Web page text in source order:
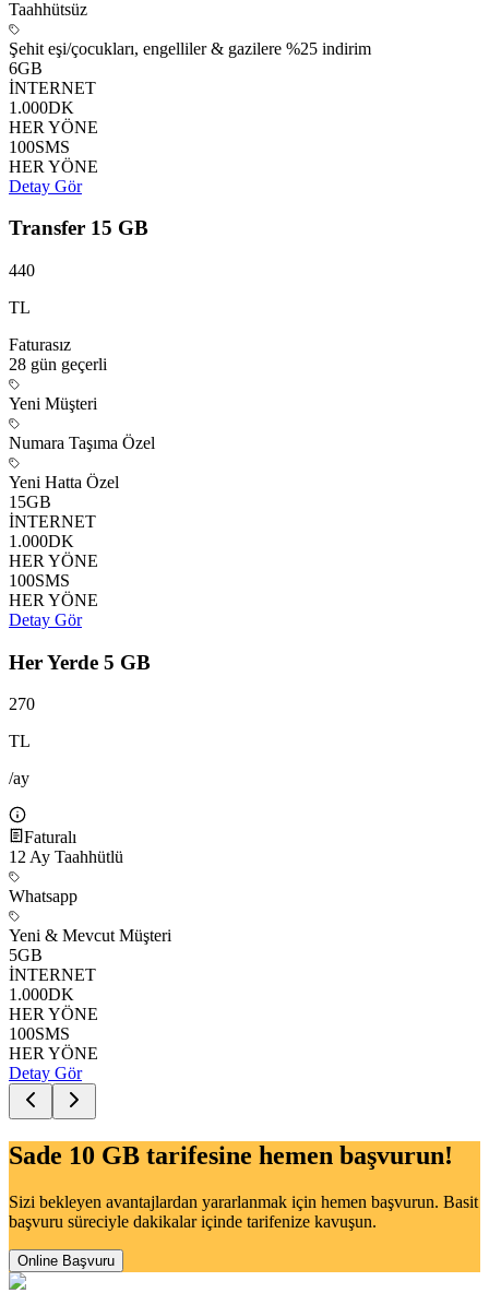
Taahhütsüz
Şehit eşi/çocukları, engelliler & gazilere %25 indirim
6GB
İNTERNET
1.000DK
HER YÖNE
100SMS
HER YÖNE
Detay Gör
Transfer 15 GB
440
TL
Faturasız
28 gün geçerli
Yeni Müşteri
Numara Taşıma Özel
Yeni Hatta Özel
15GB
İNTERNET
1.000DK
HER YÖNE
100SMS
HER YÖNE
Detay Gör
Her Yerde 5 GB
270
TL
/ay
Faturalı
12Ay Taahhütlü
Whatsapp
Yeni & Mevcut Müşteri
5GB
İNTERNET
1.000DK
HER YÖNE
100SMS
HER YÖNE
Detay Gör
Sade 10 GB tarifesine hemen başvurun!
Sizi bekleyen avantajlardan yararlanmak için hemen başvurun. Basit
başvuru süreciyle dakikalar içinde tarifenize kavuşun.
Online Başvuru